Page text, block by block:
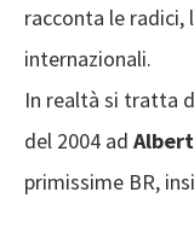
racconta le radici,
internazionali.
In realtà si tratta
del 2004 ad
primissime BR,